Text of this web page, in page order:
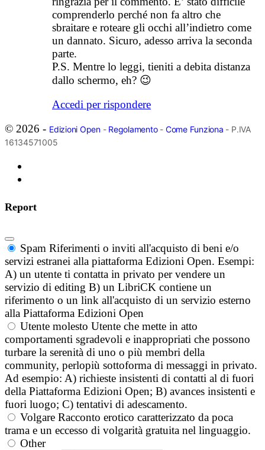
comprenderlo perché non fa altro che
sbraitare e roteare gli occhi all’indietro come
un dannato. Sicuro, adesso arriva la seconda
parte.
P.S. Mentre lo leggi, tieniti a debita distanza
dallo schermo, eh? 😉
Accedi per rispondere
© 2026 - Edizioni Open- Regolamento- Come Funziona - P.IVA
16134571005
Report
Spam Riferimenti o inviti all'acquisto di beni e/o
servizi estranei alla piattaforma Edizioni Open. Esempi:
A) un utente ti contatta in privato per vendere un
servizio di editing B) un LibriCK contiene un
riferimento o un link all'acquisto di un servizio esterno
alla Piattaforma Edizioni Open
Utente molesto Utente che mette in atto
comportamenti sgradevoli e inappropriati che possono
turbare la serenità di uno o più membri della
community, perlopiù sottoforma di messaggi in privato.
Ad esempio: A) richieste insistenti di contatti al di fuori
della Piattaforma Edizioni Open; B) avances insistenti e
fuori luogo; C) tentativi di adescamento.
Volgare Racconto erotico caratterizzato da poca
trama e un eccesso di volgarità gratuita nel linguaggio.
Other